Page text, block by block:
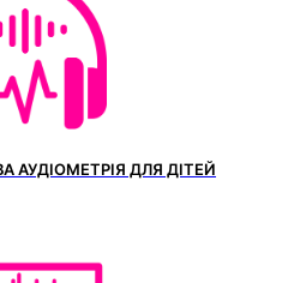
АУДІОМЕТРІЯ ДЛЯ ДІТЕЙ